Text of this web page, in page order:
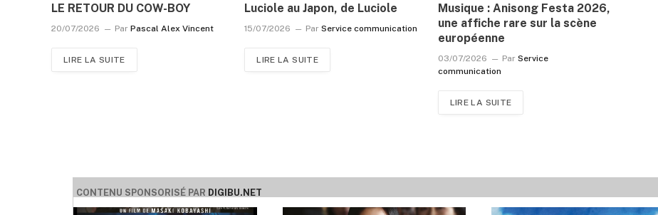
LE RETOUR DU COW-BOY
20/07/2026 Par Pascal Alex Vincent
LIRE LA SUITE
Luciole au Japon, de Luciole
15/07/2026 Par Service communication
LIRE LA SUITE
Musique : Anisong Festa 2026,
une affiche rare sur la scène
européenne
03/07/2026 Par Service
communication
LIRE LA SUITE
CONTENU SPONSORISÉ PAR DIGIBU.NET